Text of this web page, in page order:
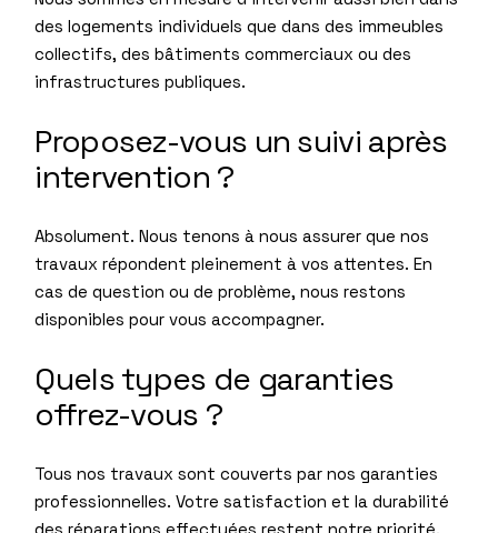
des logements individuels que dans des immeubles
collectifs, des bâtiments commerciaux ou des
infrastructures publiques.
Proposez-vous un suivi après
intervention ?
Absolument. Nous tenons à nous assurer que nos
travaux répondent pleinement à vos attentes. En
cas de question ou de problème, nous restons
disponibles pour vous accompagner.
Quels types de garanties
offrez-vous ?
Tous nos travaux sont couverts par nos garanties
professionnelles. Votre satisfaction et la durabilité